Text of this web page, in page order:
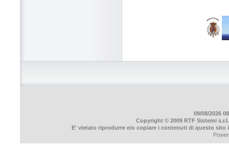
09/08/2026
Copyright © 2009 RTF Sistemi
E' vietato riprodurre e/o copiare i contenuti di questo